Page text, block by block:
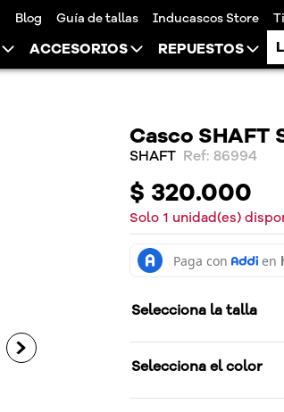
Blog Guía de tallas Inducascos Store
ACCESORIOS REPUESTOS
Casco SHAFT
SHAFT :86994
$ 320.000
Solo 1 unidad(es)
Selecciona el color
Selecciona la talla